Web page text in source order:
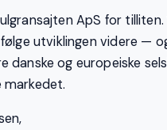
ApS for tilliten.
utviklingen videre —
danske og europeiske
markedet.